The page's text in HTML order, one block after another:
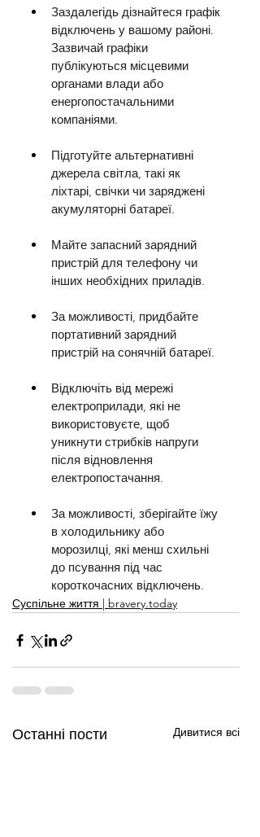
Заздалегідь дізнайтеся графік
відключень у вашому районі.
Зазвичай графіки
публікуються місцевими
органами влади або
енергопостачальними
компаніями.
Підготуйте альтернативні
джерела світла, такі як
ліхтарі, свічки чи заряджені
акумуляторні батареї.
Майте запасний зарядний
пристрій для телефону чи
інших необхідних приладів.
За можливості, придбайте
портативний зарядний
пристрій на сонячній батареї.
Відключіть від мережі
електроприлади, які не
використовуєте, щоб
уникнути стрибків напруги
після відновлення
електропостачання.
За можливості, зберігайте їжу
в холодильнику або
морозилці, які менш схильні
до псування під час
короткочасних відключень.
Суспільне життя | bravery.today
Останні пости Дивитися всі